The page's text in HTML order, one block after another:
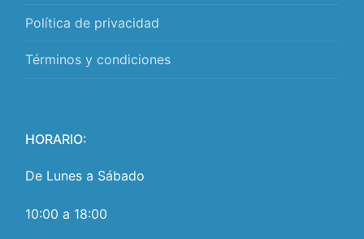
Política de privacidad
Términos y condiciones
HORARIO:
De Lunes a Sábado
10:00 a 18:00